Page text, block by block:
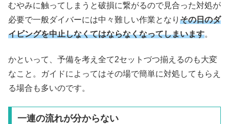
むやみに触ってしまうと破損に繋がるので見合った対処が
必要で一般ダイバーには中々難しい作業となり その日のダ
イビングを中止しなくてはならなくなってしまいます。
かといって、予備を考え全て2セットづつ揃えるのも大変
なこと。ガイドによってはその場で簡単に対処してもらえ
る場合も多いのです。
一連の流れが分からない